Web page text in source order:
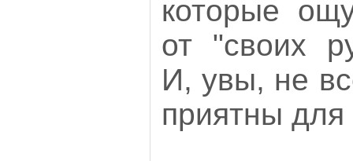
которые
от "своих
И, увы, не
приятны для